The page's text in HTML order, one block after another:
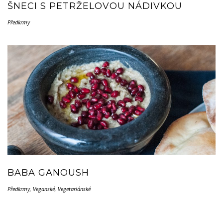
ŠNECI S PETRŽELOVOU NÁDIVKOU
Předkrmy
BABA GANOUSH
Předkrmy, Veganské, Vegetariánské